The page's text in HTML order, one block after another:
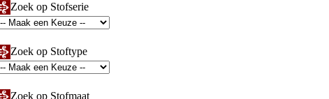
Zoek op Stofserie
Zoek op Stoftype
Zoek op Stofmaat